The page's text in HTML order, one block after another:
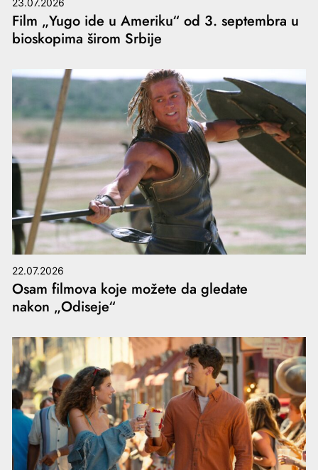
23.07.2026
Film „Yugo ide u Ameriku“ od 3. septembra u
bioskopima širom Srbije
22.07.2026
Osam filmova koje možete da gledate
nakon „Odiseje“